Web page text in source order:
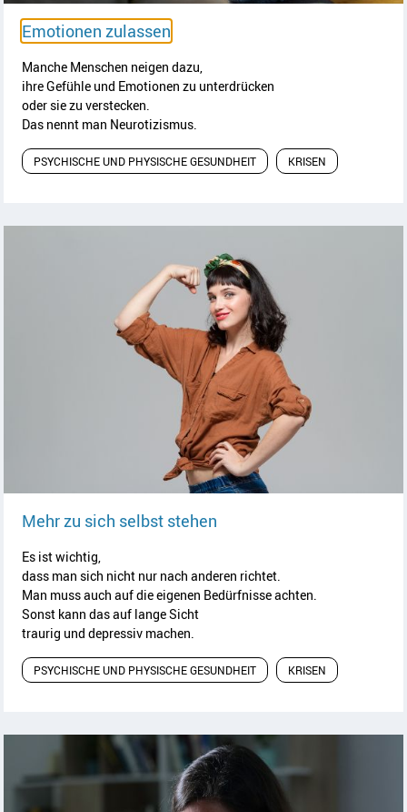
Emotionen zulassen
Manche Menschen neigen dazu,
ihre Gefühle und Emotionen zu unterdrücken
oder sie zu verstecken.
Das nennt man Neurotizismus.
PSYCHISCHE UND PHYSISCHE GESUNDHEIT KRISEN
Mehr zu sich selbst stehen
Es ist wichtig,
dass man sich nicht nur nach anderen richtet.
Man muss auch auf die eigenen Bedürfnisse achten.
Sonst kann das auf lange Sicht
traurig und depressiv machen.
PSYCHISCHE UND PHYSISCHE GESUNDHEIT KRISEN